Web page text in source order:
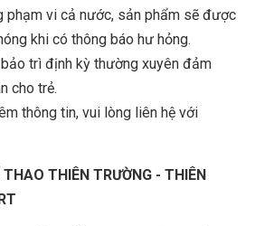
phạm vi cả nước, sản phẩm sẽ được
khi có thông báo hư hỏng.
trì định kỳ thường xuyên đảm
cho trẻ.
thông tin, vui lòng liên hệ với
THAO THIÊN TRƯỜNG - THIÊN